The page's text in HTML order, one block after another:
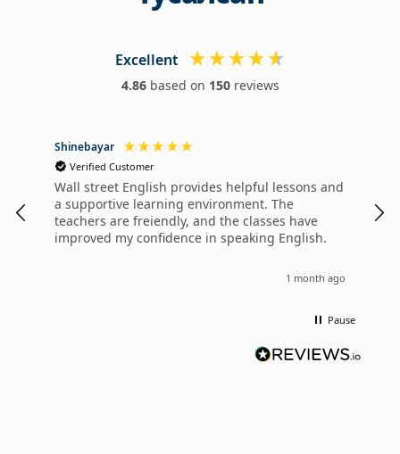
Excellent
4.86 based on 150 reviews
Shinebayar
Verified Customer
Wall street English provides helpful lessons and
a supportive learning environment. The
teachers are freiendly, and the classes have
improved my confidence in speaking English.
1 month ago
Pause